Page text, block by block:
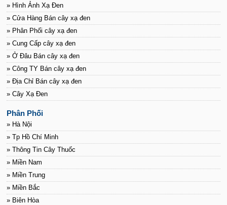
» Hình Ảnh Xạ Đen
» Cửa Hàng Bán cây xạ đen
» Phân Phối cây xạ đen
» Cung Cấp cây xạ đen
» Ở Đâu Bán cây xạ đen
» Công TY Bán cây xạ đen
» Địa Chỉ Bán cây xạ đen
» Cây Xạ Đen
Phân Phối
» Hà Nội
» Tp Hồ Chí Minh
» Thông Tin Cây Thuốc
» Miền Nam
» Miền Trung
» Miền Bắc
» Biên Hòa